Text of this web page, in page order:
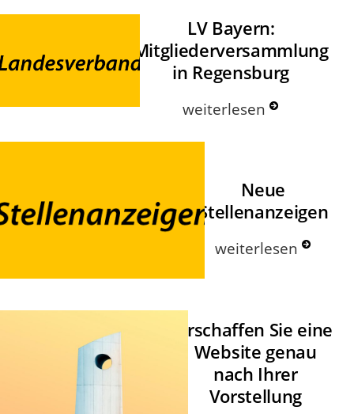
LV Bayern:
Mitgliederversammlung
in Regensburg
weiterlesen
Neue
Stellenanzeigen
weiterlesen
Erschaffen Sie eine
Website genau
nach Ihrer
Vorstellung